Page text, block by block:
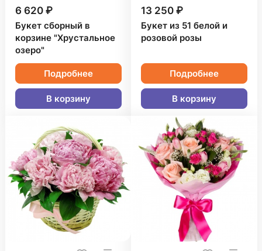
6 620 ₽
Букет сборный в
корзине "Хрустальное
озеро"
Подробнее
В корзину
13 250 ₽
Букет из 51 белой и
розовой розы
Подробнее
В корзину